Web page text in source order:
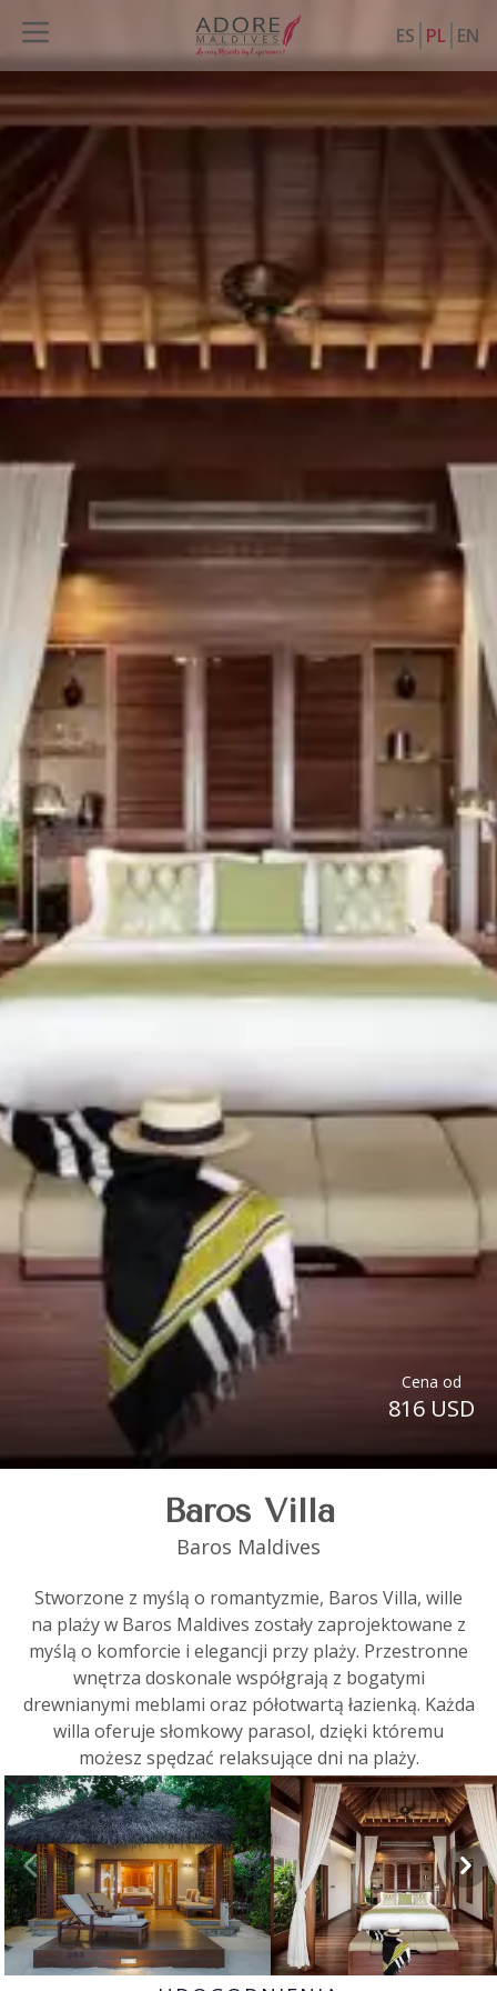
ES PL EN
Cena od
816 USD
Baros Villa
Baros Maldives
Stworzone z myślą o romantyzmie, Baros Villa, wille
na plaży w Baros Maldives zostały zaprojektowane z
myślą o komforcie i elegancji przy plaży. Przestronne
wnętrza doskonale współgrają z bogatymi
drewnianymi meblami oraz półotwartą łazienką. Każda
willa oferuje słomkowy parasol, dzięki któremu
możesz spędzać relaksujące dni na plaży.